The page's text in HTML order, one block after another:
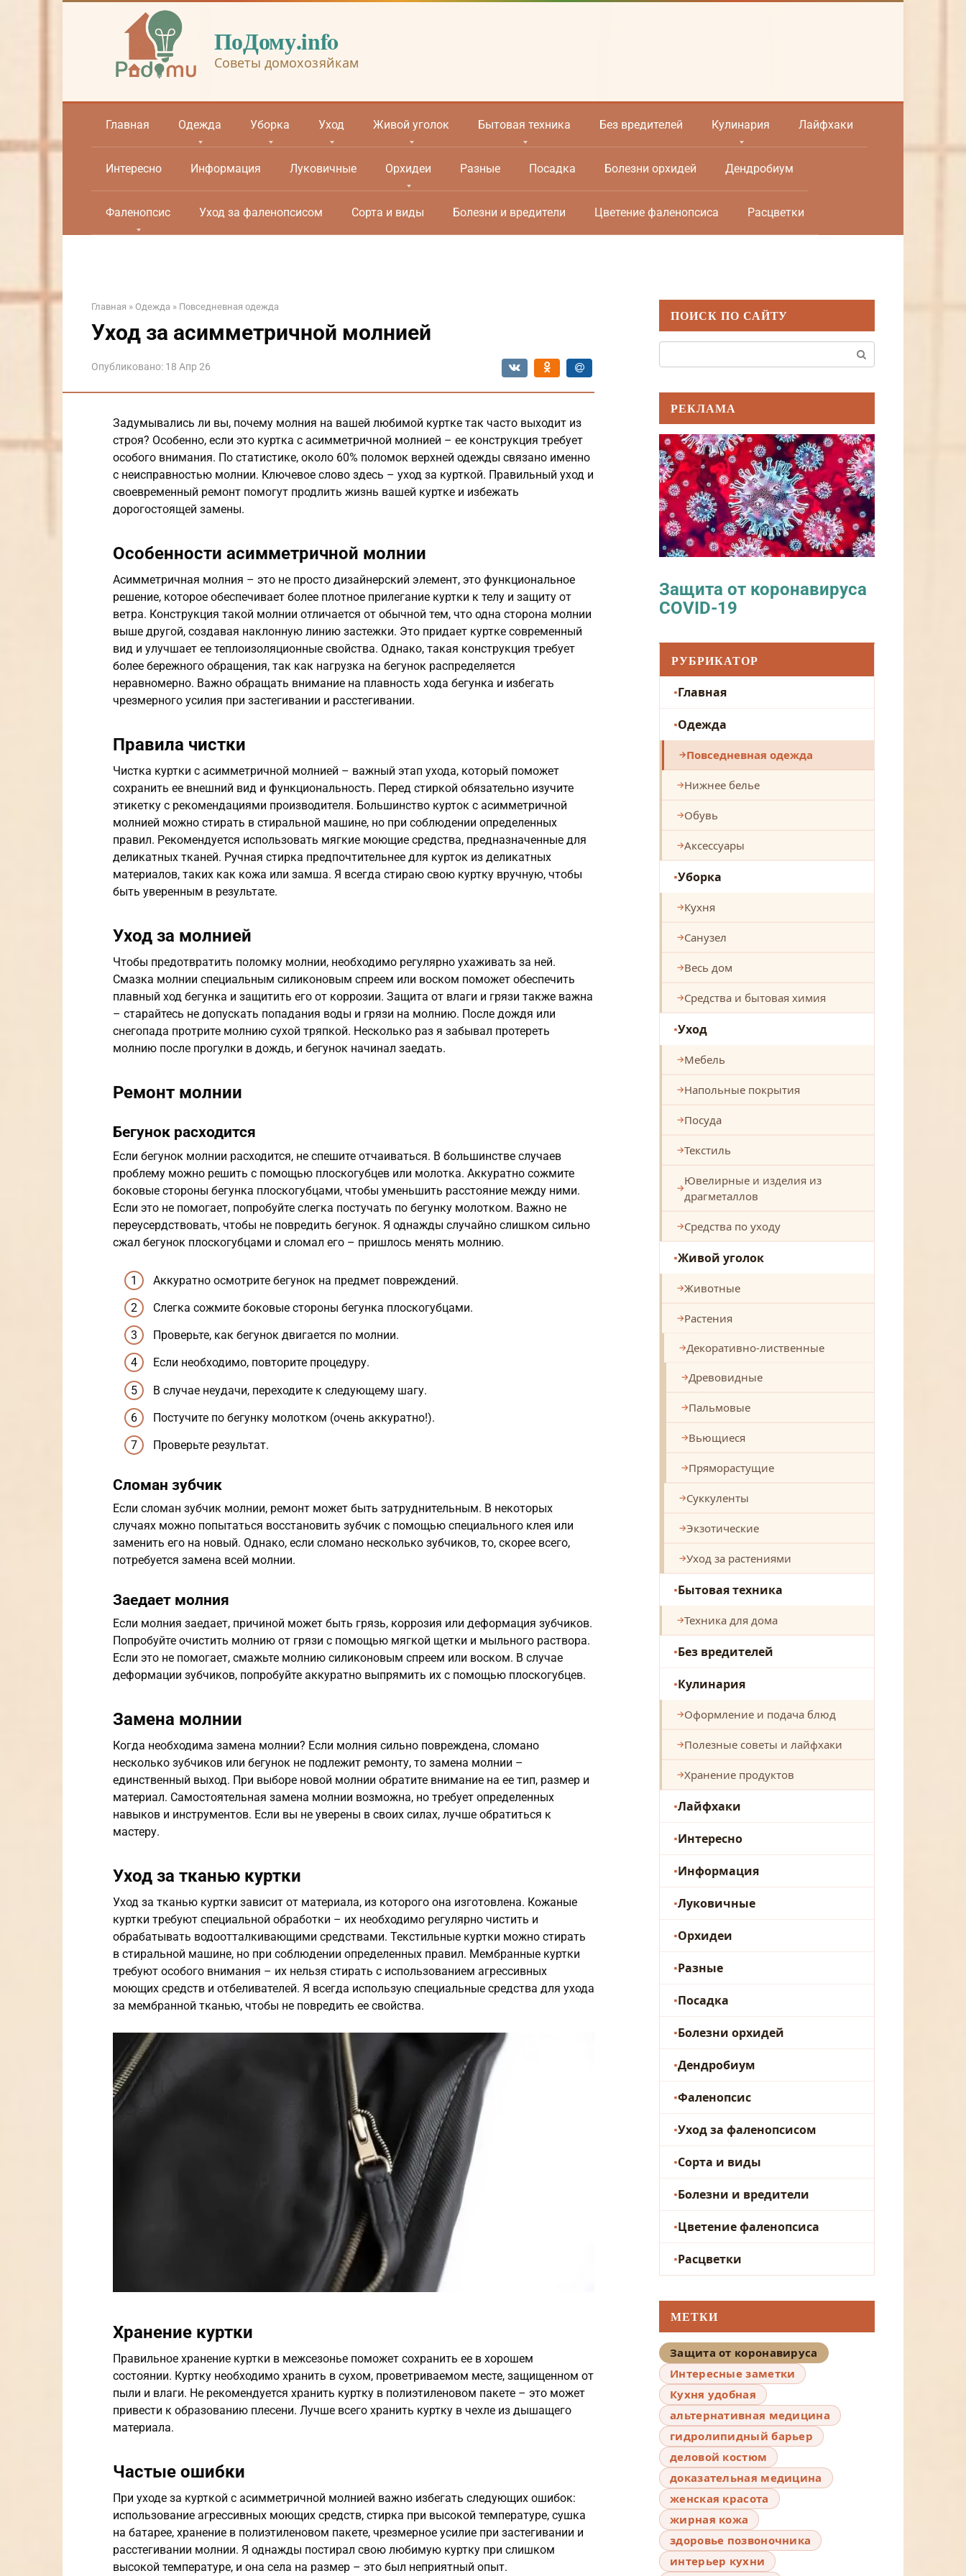
ПоДому.info
Советы домохозяйкам
Главная Одежда Уборка Уход Живой уголок Бытовая техника Без вредителей Кулинария Лайфхаки
Интересно Информация Луковичные Орхидеи Разные Посадка Болезни орхидей Дендробиум
Фаленопсис Уход за фаленопсисом Сорта и виды Болезни и вредители Цветение фаленопсиса Расцветки
Главная » Одежда » Повседневная одежда
Уход за асимметричной молнией
Опубликовано: 18 Апр 26
Задумывались ли вы, почему молния на вашей любимой куртке так часто выходит из
строя? Особенно, если это куртка с асимметричной молнией – ее конструкция требует
особого внимания. По статистике, около 60% поломок верхней одежды связано именно
с неисправностью молнии. Ключевое слово здесь – уход за курткой. Правильный уход и
своевременный ремонт помогут продлить жизнь вашей куртке и избежать
дорогостоящей замены.
Особенности асимметричной молнии
Асимметричная молния – это не просто дизайнерский элемент, это функциональное
решение, которое обеспечивает более плотное прилегание куртки к телу и защиту от
ветра. Конструкция такой молнии отличается от обычной тем, что одна сторона молнии
выше другой, создавая наклонную линию застежки. Это придает куртке современный
вид и улучшает ее теплоизоляционные свойства. Однако, такая конструкция требует
более бережного обращения, так как нагрузка на бегунок распределяется
неравномерно. Важно обращать внимание на плавность хода бегунка и избегать
чрезмерного усилия при застегивании и расстегивании.
Правила чистки
Чистка куртки с асимметричной молнией – важный этап ухода, который поможет
сохранить ее внешний вид и функциональность. Перед стиркой обязательно изучите
этикетку с рекомендациями производителя. Большинство курток с асимметричной
молнией можно стирать в стиральной машине, но при соблюдении определенных
правил. Рекомендуется использовать мягкие моющие средства, предназначенные для
деликатных тканей. Ручная стирка предпочтительнее для курток из деликатных
материалов, таких как кожа или замша. Я всегда стираю свою куртку вручную, чтобы
быть уверенным в результате.
Уход за молнией
Чтобы предотвратить поломку молнии, необходимо регулярно ухаживать за ней.
Смазка молнии специальным силиконовым спреем или воском поможет обеспечить
плавный ход бегунка и защитить его от коррозии. Защита от влаги и грязи также важна
– старайтесь не допускать попадания воды и грязи на молнию. После дождя или
снегопада протрите молнию сухой тряпкой. Несколько раз я забывал протереть
молнию после прогулки в дождь, и бегунок начинал заедать.
Ремонт молнии
Бегунок расходится
Если бегунок молнии расходится, не спешите отчаиваться. В большинстве случаев
проблему можно решить с помощью плоскогубцев или молотка. Аккуратно сожмите
боковые стороны бегунка плоскогубцами, чтобы уменьшить расстояние между ними.
Если это не помогает, попробуйте слегка постучать по бегунку молотком. Важно не
переусердствовать, чтобы не повредить бегунок. Я однажды случайно слишком сильно
сжал бегунок плоскогубцами и сломал его – пришлось менять молнию.
Аккуратно осмотрите бегунок на предмет повреждений.
Слегка сожмите боковые стороны бегунка плоскогубцами.
Проверьте, как бегунок двигается по молнии.
Если необходимо, повторите процедуру.
В случае неудачи, переходите к следующему шагу.
Постучите по бегунку молотком (очень аккуратно!).
Проверьте результат.
Сломан зубчик
Если сломан зубчик молнии, ремонт может быть затруднительным. В некоторых
случаях можно попытаться восстановить зубчик с помощью специального клея или
заменить его на новый. Однако, если сломано несколько зубчиков, то, скорее всего,
потребуется замена всей молнии.
Заедает молния
Если молния заедает, причиной может быть грязь, коррозия или деформация зубчиков.
Попробуйте очистить молнию от грязи с помощью мягкой щетки и мыльного раствора.
Если это не помогает, смажьте молнию силиконовым спреем или воском. В случае
деформации зубчиков, попробуйте аккуратно выпрямить их с помощью плоскогубцев.
Замена молнии
Когда необходима замена молнии? Если молния сильно повреждена, сломано
несколько зубчиков или бегунок не подлежит ремонту, то замена молнии –
единственный выход. При выборе новой молнии обратите внимание на ее тип, размер и
материал. Самостоятельная замена молнии возможна, но требует определенных
навыков и инструментов. Если вы не уверены в своих силах, лучше обратиться к
мастеру.
Уход за тканью куртки
Уход за тканью куртки зависит от материала, из которого она изготовлена. Кожаные
куртки требуют специальной обработки – их необходимо регулярно чистить и
обрабатывать водоотталкивающими средствами. Текстильные куртки можно стирать
в стиральной машине, но при соблюдении определенных правил. Мембранные куртки
требуют особого внимания – их нельзя стирать с использованием агрессивных
моющих средств и отбеливателей. Я всегда использую специальные средства для ухода
за мембранной тканью, чтобы не повредить ее свойства.
Хранение куртки
Правильное хранение куртки в межсезонье поможет сохранить ее в хорошем
состоянии. Куртку необходимо хранить в сухом, проветриваемом месте, защищенном от
пыли и влаги. Не рекомендуется хранить куртку в полиэтиленовом пакете – это может
привести к образованию плесени. Лучше всего хранить куртку в чехле из дышащего
материала.
Частые ошибки
При уходе за курткой с асимметричной молнией важно избегать следующих ошибок:
использование агрессивных моющих средств, стирка при высокой температуре, сушка
на батарее, хранение в полиэтиленовом пакете, чрезмерное усилие при застегивании и
расстегивании молнии. Я однажды постирал свою любимую куртку при слишком
высокой температуре, и она села на размер – это был неприятный опыт.
ПОИСК ПО САЙТУ
РЕКЛАМА
Защита от коронавируса
COVID-19
РУБРИКАТОР
Главная
Одежда
Повседневная одежда
Нижнее белье
Обувь
Аксессуары
Уборка
Кухня
Санузел
Весь дом
Средства и бытовая химия
Уход
Мебель
Напольные покрытия
Посуда
Текстиль
Ювелирные и изделия из
драгметаллов
Средства по уходу
Живой уголок
Животные
Растения
Декоративно-лиственные
Древовидные
Пальмовые
Вьющиеся
Пряморастущие
Суккуленты
Экзотические
Уход за растениями
Бытовая техника
Техника для дома
Без вредителей
Кулинария
Оформление и подача блюд
Полезные советы и лайфхаки
Хранение продуктов
Лайфхаки
Интересно
Информация
Луковичные
Орхидеи
Разные
Посадка
Болезни орхидей
Дендробиум
Фаленопсис
Уход за фаленопсисом
Сорта и виды
Болезни и вредители
Цветение фаленопсиса
Расцветки
МЕТКИ
Защита от коронавируса
Интересные заметки
Кухня удобная
альтернативная медицина
гидролипидный барьер
деловой костюм
доказательная медицина
женская красота
жирная кожа
здоровье позвоночника
интерьер кухни